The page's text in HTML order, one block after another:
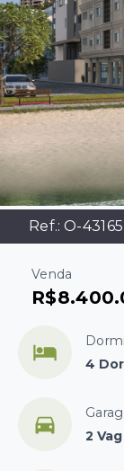
Ref.:O-
Venda
4
2